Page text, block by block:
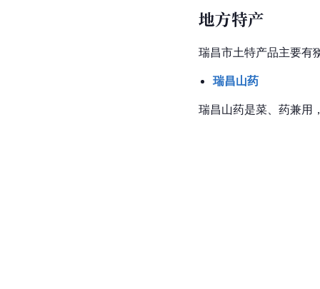
地方特产
瑞昌市土特产品主要有
瑞昌山药
瑞昌山药是菜、药兼用